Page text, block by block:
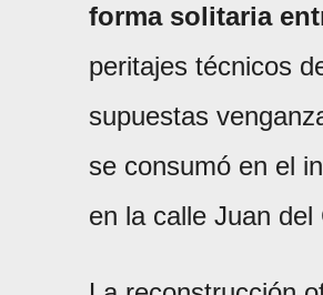
forma solitaria
peritajes técnicos
supuestas
se consumó en el
en la calle Juan